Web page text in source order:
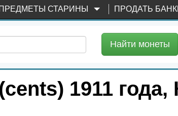
СТАРИНЫ ПРОДАТЬ
Найти монеты
1911 года,